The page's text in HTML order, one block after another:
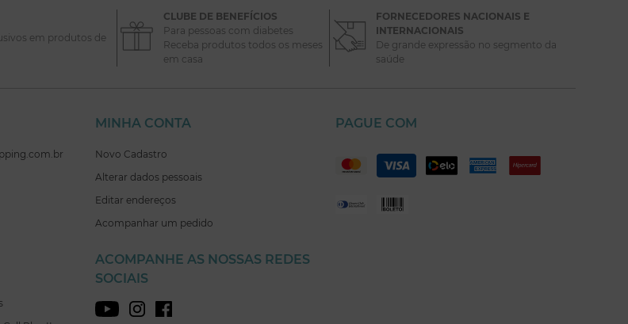
em produtos de
CLUBE DE BENEFÍCIOS
Para pessoas com diabetes
Receba produtos todos os meses
em casa
FORNECEDORES NACIONAIS E
INTERNACIONAIS
De grande expressão no segmento da
saúde
MINHA CONTA
Novo Cadastro
Alterar dados pessoais
Editar endereços
Acompanhar um pedido
ACOMPANHE AS NOSSAS REDES
SOCIAIS
PAGUE COM